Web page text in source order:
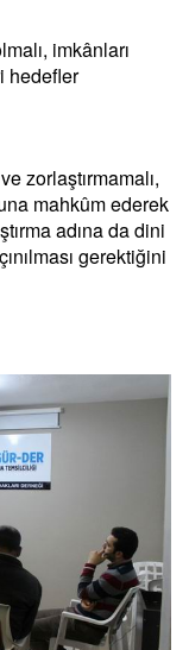
imkânları
hedefler
zorlaştırmamalı,
mahkûm ederek
adına da dini
gerektiğini